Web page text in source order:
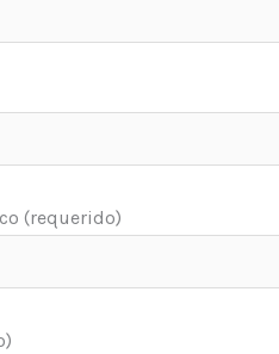
(requerido)